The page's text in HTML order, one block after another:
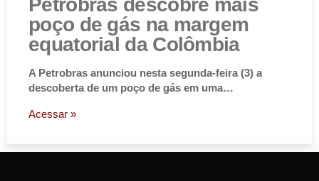
Petrobras descobre mais
poço de gás na margem
equatorial da Colômbia
A Petrobras anunciou nesta segunda-feira (3) a
descoberta de um poço de gás em uma…
Acessar »